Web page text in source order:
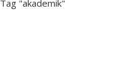
Tag "akademik"